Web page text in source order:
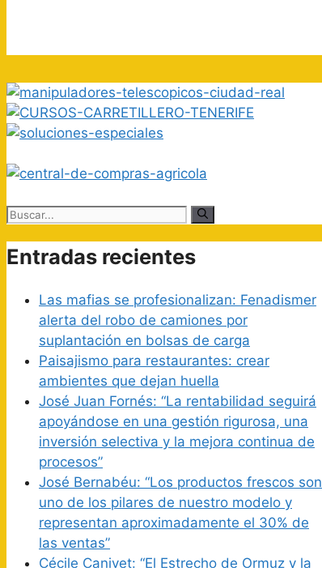
Buscar:
Entradas recientes
Las mafias se profesionalizan: Fenadismer
alerta del robo de camiones por
suplantación en bolsas de carga
Paisajismo para restaurantes: crear
ambientes que dejan huella
José Juan Fornés: “La rentabilidad seguirá
apoyándose en una gestión rigurosa, una
inversión selectiva y la mejora continua de
procesos”
José Bernabéu: “Los productos frescos son
uno de los pilares de nuestro modelo y
representan aproximadamente el 30% de
las ventas”
Cécile Canivet: “El Estrecho de Ormuz y la